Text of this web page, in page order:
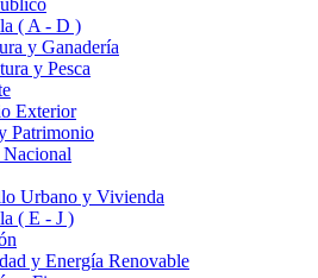
( A - D )
y Ganadería
y Pesca
Exterior
Patrimonio
Nacional
Urbano y Vivienda
( E - J )
y Energía Renovable